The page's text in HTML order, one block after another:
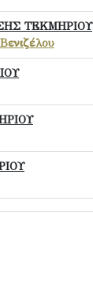
ΤΕΚΜΗΡΙΟΥ